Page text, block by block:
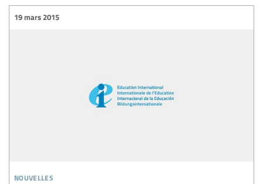
nouvelles
19 mars 2015